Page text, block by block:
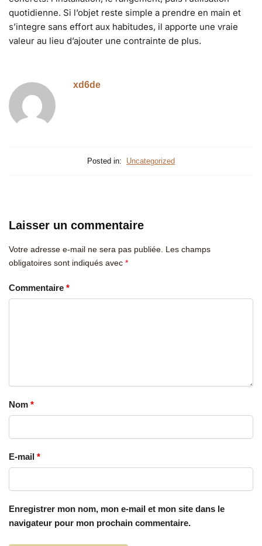
quotidienne. Si l’objet reste simple a prendre en main et
s’integre sans effort aux habitudes, il apporte une vraie
valeur au lieu d’ajouter une contrainte de plus.
xd6de
Posted in: Uncategorized
Laisser un commentaire
Votre adresse e-mail ne sera pas publiée. Les champs
obligatoires sont indiqués avec *
Commentaire *
Nom *
E-mail *
Enregistrer mon nom, mon e-mail et mon site dans le
navigateur pour mon prochain commentaire.